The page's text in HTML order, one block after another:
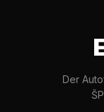
Der